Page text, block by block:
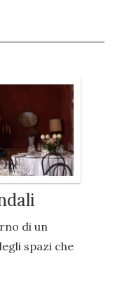
di un
spazi che